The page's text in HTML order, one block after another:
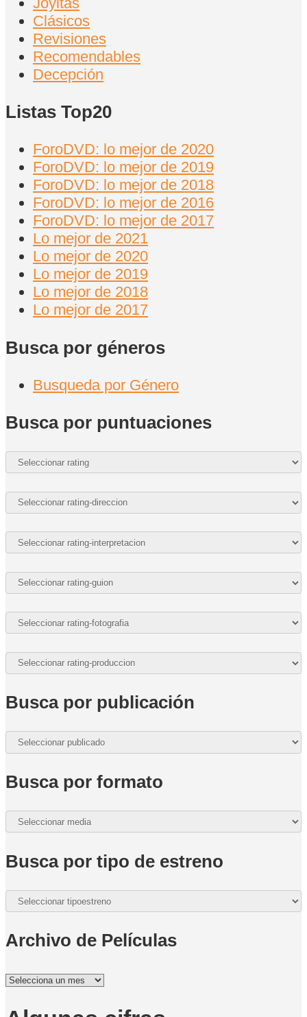
Clásicos
Revisiones
Recomendables
Decepción
Listas Top20
ForoDVD: lo mejor de 2020
ForoDVD: lo mejor de 2019
ForoDVD: lo mejor de 2018
ForoDVD: lo mejor de 2016
ForoDVD: lo mejor de 2017
Lo mejor de 2021
Lo mejor de 2020
Lo mejor de 2019
Lo mejor de 2018
Lo mejor de 2017
Busca por géneros
Busqueda por Género
Busca por puntuaciones
Busca por publicación
Busca por formato
Busca por tipo de estreno
Archivo de Películas
Archivo
Películas